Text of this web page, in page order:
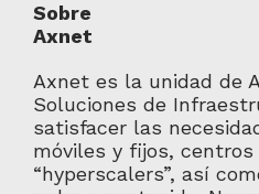
Sobre
Axnet es la unidad de
Soluciones de
satisfacer las
móviles y fijos,
“hyperscalers”, así